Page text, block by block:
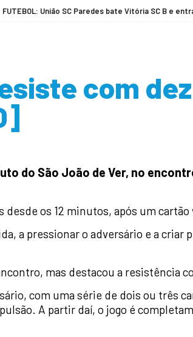
União SC Paredes bate Vitória SC B e entra
com
do São João de Ver, no
os 12 minutos, após um
a pressionar o adversário e a
mas destacou a resistência
com uma série de dois ou três
A partir daí, o jogo é